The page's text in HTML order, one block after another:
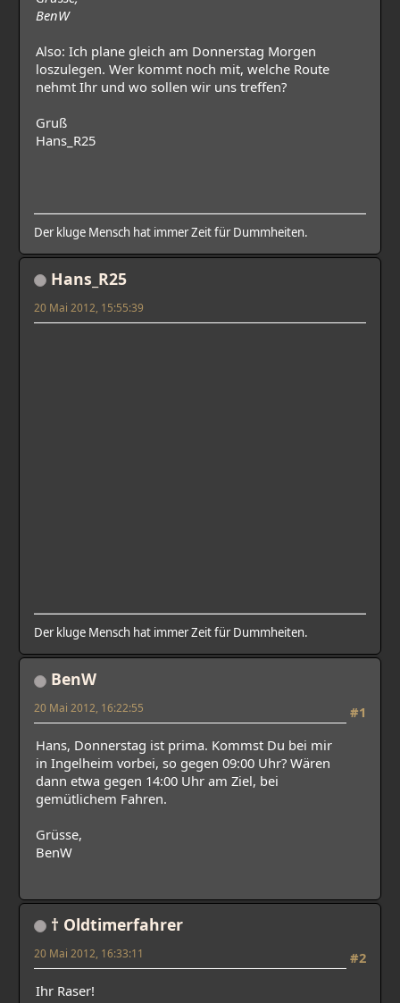
BenW
Also: Ich plane gleich am Donnerstag Morgen
loszulegen. Wer kommt noch mit, welche Route
nehmt Ihr und wo sollen wir uns treffen?
Gruß
Hans_R25
Der kluge Mensch hat immer Zeit für Dummheiten.
Hans_R25
20 Mai 2012, 15:55:39
Der kluge Mensch hat immer Zeit für Dummheiten.
BenW
#1
20 Mai 2012, 16:22:55
Hans, Donnerstag ist prima. Kommst Du bei mir
in Ingelheim vorbei, so gegen 09:00 Uhr? Wären
dann etwa gegen 14:00 Uhr am Ziel, bei
gemütlichem Fahren.
Grüsse,
BenW
† Oldtimerfahrer
#2
20 Mai 2012, 16:33:11
Ihr Raser!